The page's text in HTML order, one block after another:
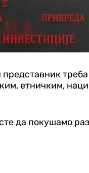
етничким,
да покушамо